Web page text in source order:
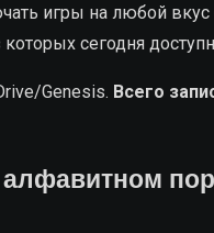
игры на любой
сегодня
Genesis. Всего